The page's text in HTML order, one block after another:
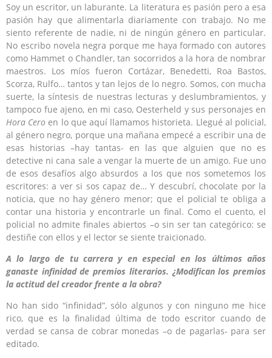
Soy un escritor, un laburante. La literatura es pasión pero a esa
pasión hay que alimentarla diariamente con trabajo. No me
siento referente de nadie, ni de ningún género en particular.
No escribo novela negra porque me haya formado con autores
como Hammet o Chandler, tan socorridos a la hora de nombrar
maestros. Los míos fueron Cortázar, Benedetti, Roa Bastos,
Scorza, Rulfo… tantos y tan lejos de lo negro. Somos, con mucha
suerte, la síntesis de nuestras lecturas y deslumbramientos, y
tampoco fue ajeno, en mi caso, Oesterheld y sus personajes en
Hora Cero en lo que aquí llamamos historieta. Llegué al policial,
al género negro, porque una mañana empecé a escribir una de
esas historias –hay tantas- en las que alguien que no es
detective ni cana sale a vengar la muerte de un amigo. Fue uno
de esos desafíos algo absurdos a los que nos sometemos los
escritores: a ver si sos capaz de… Y descubrí, chocolate por la
noticia, que no hay género menor; que el policial te obliga a
contar una historia y encontrarle un final. Como el cuento, el
policial no admite finales abiertos –o sin ser tan categórico: se
destiñe con ellos y el lector se siente traicionado.
A lo largo de tu carrera y en especial en los últimos años
ganaste infinidad de premios literarios. ¿Modifican los premios
la actitud del creador frente a la obra?
No han sido “infinidad”, sólo algunos y con ninguno me hice
rico, que es la finalidad última de todo escritor cuando de
verdad se cansa de cobrar monedas –o de pagarlas- para ser
editado.